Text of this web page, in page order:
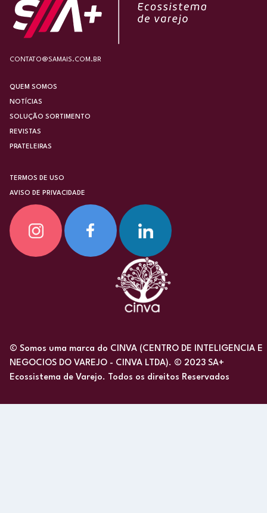
CONTATO@SAMAIS.COM.BR
QUEM SOMOS
NOTÍCIAS
SOLUÇÃO SORTIMENTO
REVISTAS
PRATELEIRAS
TERMOS DE USO
AVISO DE PRIVACIDADE
© Somos uma marca do CINVA (CENTRO DE INTELIGENCIA E
NEGOCIOS DO VAREJO - CINVA LTDA). © 2023 SA+
Ecossistema de Varejo. Todos os direitos Reservados